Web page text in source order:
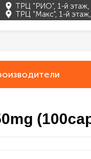
ТРЦ "РИО", 1-й этаж,
ТРЦ "Макс", 1-й